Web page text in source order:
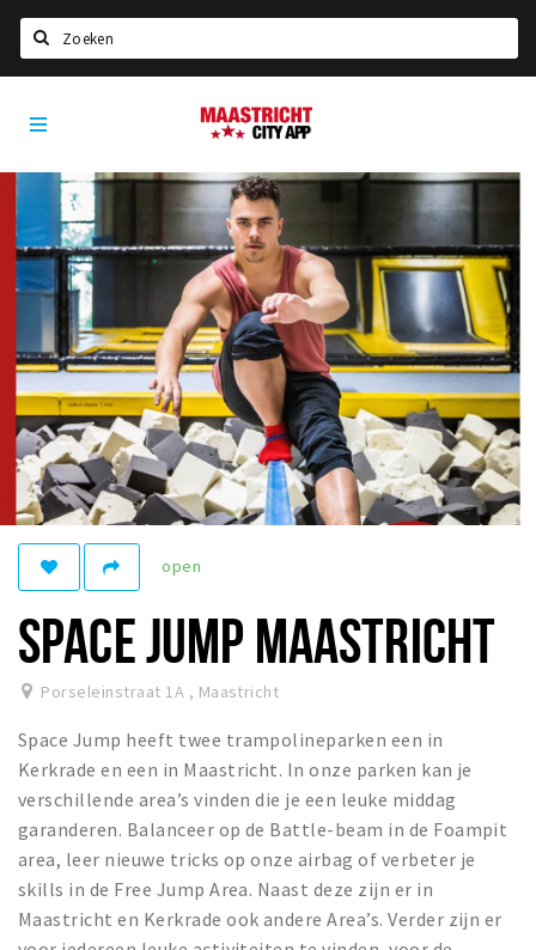
Home
Agenda
Deals
Party pics
Nieuws, interviews & blogs
Eten
Drinken
Slapen
Recreatief
Winkels
Winkelgebieden
Bezienswaardigheden
Musea, theaters & podia
Uitjes & activiteiten
Toeristische routes
Natuurgebieden
Baroniepoorten
Sport
Maastricht
City
open
SPACE JUMP MAASTRICHT
Porseleinstraat 1A , Maastricht
Space Jump heeft twee trampolineparken een in
Kerkrade en een in Maastricht. In onze parken kan je
verschillende area’s vinden die je een leuke middag
garanderen. Balanceer op de Battle-beam in de Foampit
area, leer nieuwe tricks op onze airbag of verbeter je
skills in de Free Jump Area. Naast deze zijn er in
Maastricht en Kerkrade ook andere Area’s. Verder zijn er